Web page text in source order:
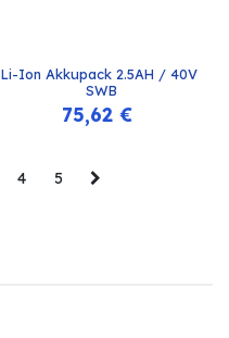
Li-Ion Akkupack 2.5AH / 40V
SWB
75,62 €
4 5